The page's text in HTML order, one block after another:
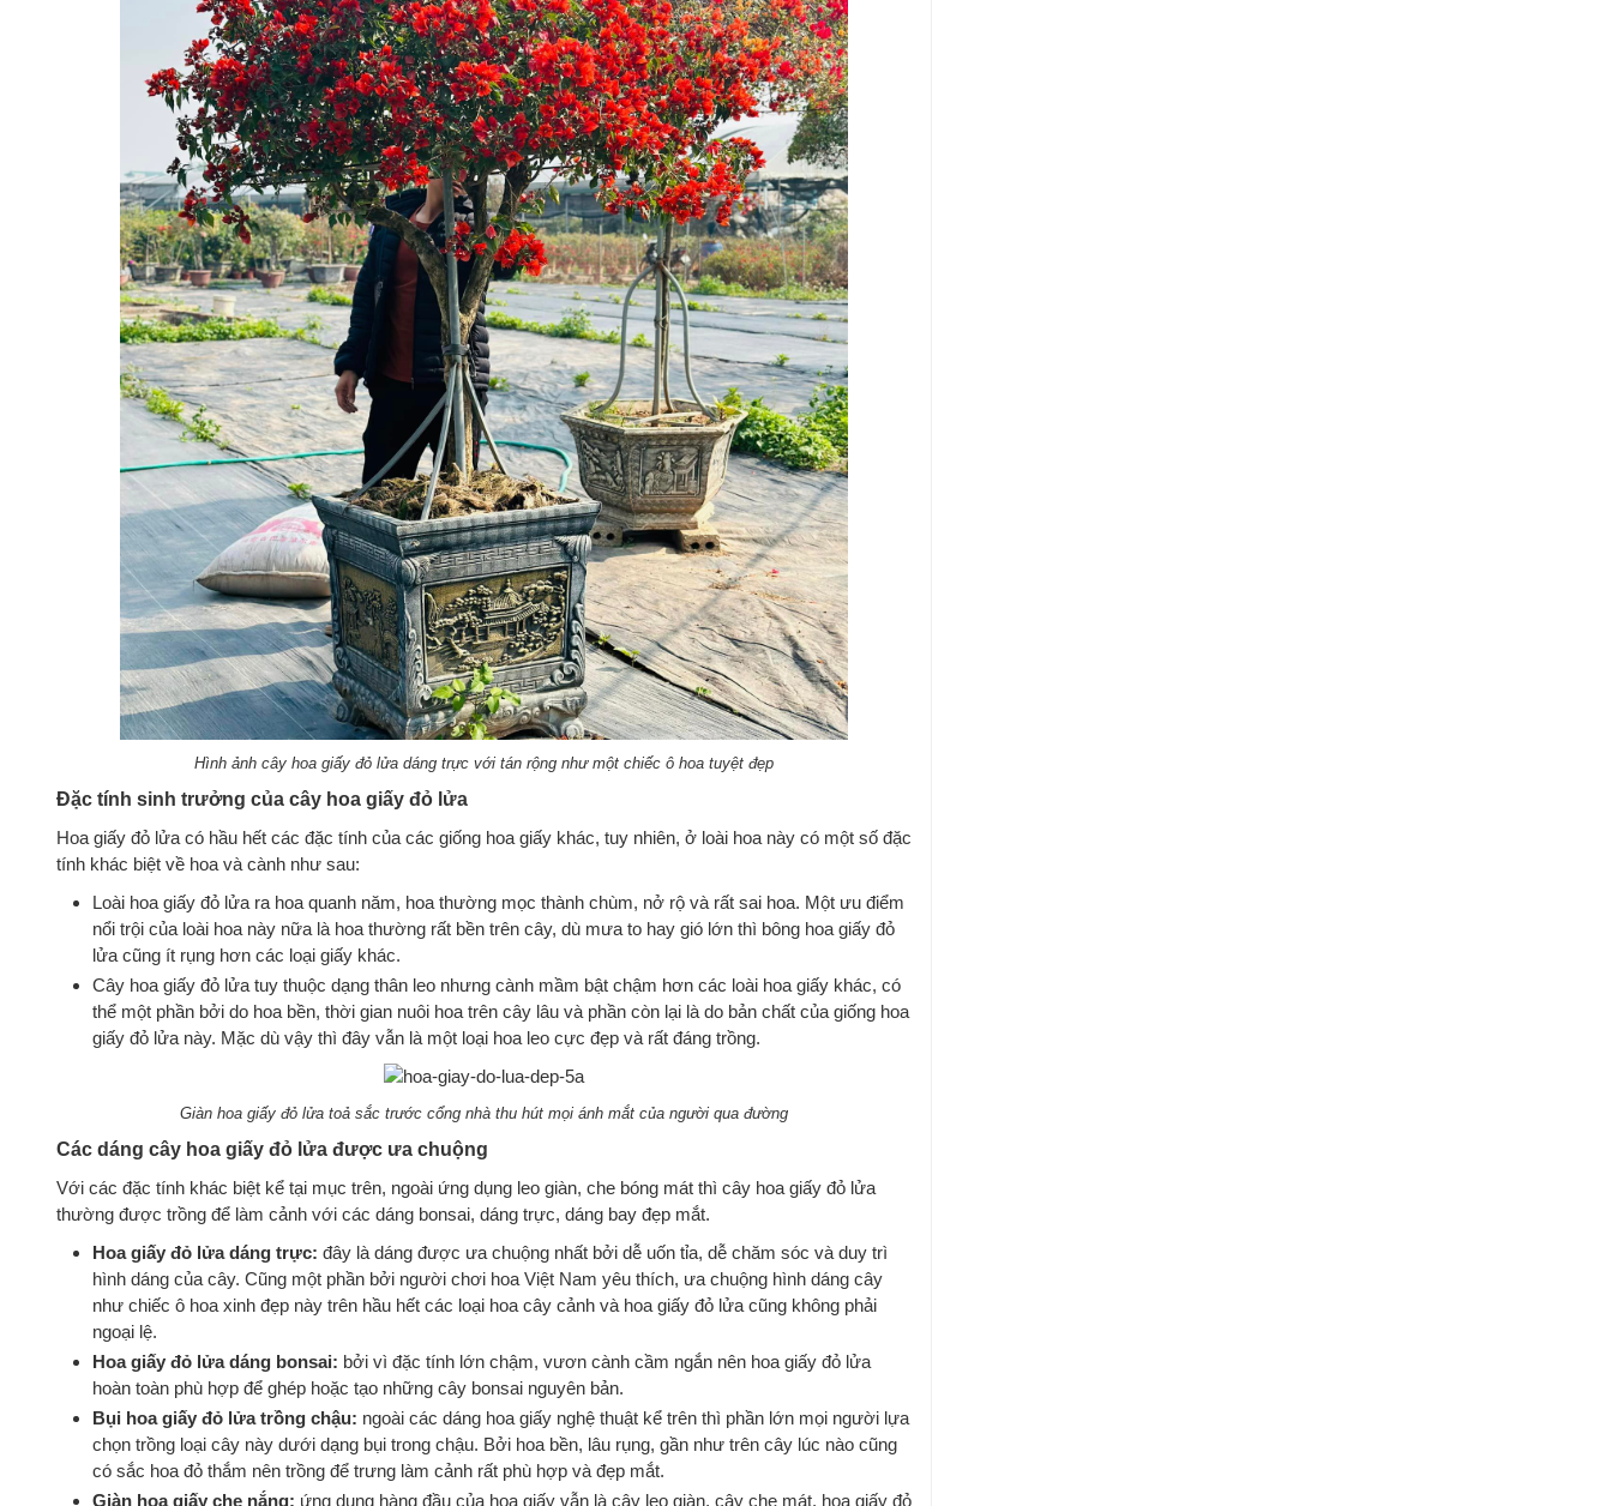
Hình ảnh cây hoa giấy đỏ lửa dáng trực với tán rộng như một chiếc ô hoa tuyệt đẹp
Đặc tính sinh trưởng của cây hoa giấy đỏ lửa
Hoa giấy đỏ lửa có hầu hết các đặc tính của các giống hoa giấy khác, tuy nhiên, ở loài hoa này có một số đặc
tính khác biệt về hoa và cành như sau:
Loài hoa giấy đỏ lửa ra hoa quanh năm, hoa thường mọc thành chùm, nở rộ và rất sai hoa. Một ưu điểm
nổi trội của loài hoa này nữa là hoa thường rất bền trên cây, dù mưa to hay gió lớn thì bông hoa giấy đỏ
lửa cũng ít rụng hơn các loại giấy khác.
Cây hoa giấy đỏ lửa tuy thuộc dạng thân leo nhưng cành mầm bật chậm hơn các loài hoa giấy khác, có
thể một phần bởi do hoa bền, thời gian nuôi hoa trên cây lâu và phần còn lại là do bản chất của giống hoa
giấy đỏ lửa này. Mặc dù vậy thì đây vẫn là một loại hoa leo cực đẹp và rất đáng trồng.
Giàn hoa giấy đỏ lửa toả sắc trước cổng nhà thu hút mọi ánh mắt của người qua đường
Các dáng cây hoa giấy đỏ lửa được ưa chuộng
Với các đặc tính khác biệt kể tại mục trên, ngoài ứng dụng leo giàn, che bóng mát thì cây hoa giấy đỏ lửa
thường được trồng để làm cảnh với các dáng bonsai, dáng trực, dáng bay đẹp mắt.
Hoa giấy đỏ lửa dáng trực: đây là dáng được ưa chuộng nhất bởi dễ uốn tỉa, dễ chăm sóc và duy trì
hình dáng của cây. Cũng một phần bởi người chơi hoa Việt Nam yêu thích, ưa chuộng hình dáng cây
như chiếc ô hoa xinh đẹp này trên hầu hết các loại hoa cây cảnh và hoa giấy đỏ lửa cũng không phải
ngoại lệ.
Hoa giấy đỏ lửa dáng bonsai: bởi vì đặc tính lớn chậm, vươn cành cầm ngắn nên hoa giấy đỏ lửa
hoàn toàn phù hợp để ghép hoặc tạo những cây bonsai nguyên bản.
Bụi hoa giấy đỏ lửa trồng chậu: ngoài các dáng hoa giấy nghệ thuật kể trên thì phần lớn mọi người lựa
chọn trồng loại cây này dưới dạng bụi trong chậu. Bởi hoa bền, lâu rụng, gần như trên cây lúc nào cũng
có sắc hoa đỏ thắm nên trồng để trưng làm cảnh rất phù hợp và đẹp mắt.
Giàn hoa giấy che nắng: ứng dụng hàng đầu của hoa giấy vẫn là cây leo giàn, cây che mát, hoa giấy đỏ